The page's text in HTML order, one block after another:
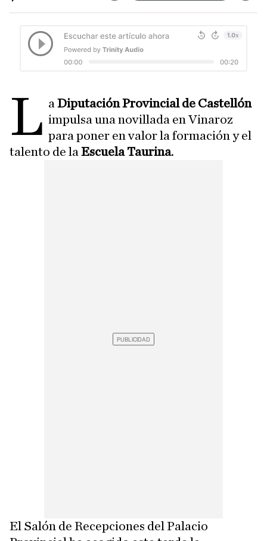
L aDiputación Provincial de Castellón
impulsa una novillada en Vinaroz
para poner en valor la formación y el
talento de la Escuela Taurina.
El Salón de Recepciones del Palacio